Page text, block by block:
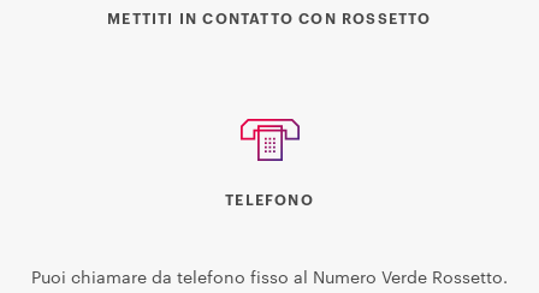
METTITI IN CONTATTO CON ROSSETTO
TELEFONO
Puoi chiamare da telefono fisso al Numero Verde Rossetto.